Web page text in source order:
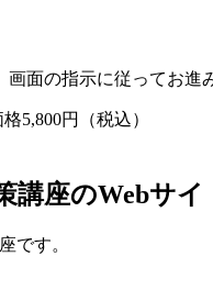
面の指示に従ってお進
5,800円（税込）
講座のWebサ
です。